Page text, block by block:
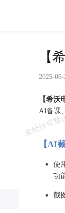
【
2025-
【希沃
AI备课
【AI
使
功
截